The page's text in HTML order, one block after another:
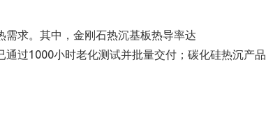
求。其中，金刚石热沉基板热导率达
过1000小时老化测试并批量交付；碳化硅热沉产品